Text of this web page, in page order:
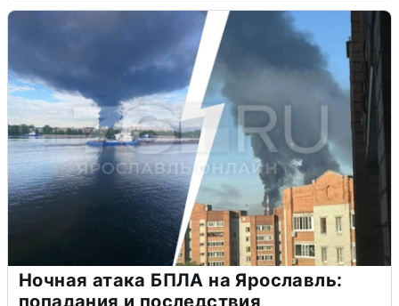
Ночная атака БПЛА на Ярославль:
попадания и последствия